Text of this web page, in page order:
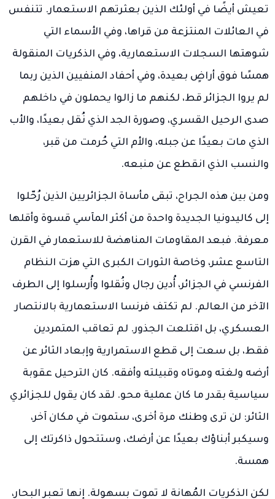
تعيش أيضًا في أولئك الذين بعثرتهم الاستعمار. تتنفس
في العائلات المنتزعة من قراها، وفي الأسماء التي
شوهتها السجلات الاستعمارية، وفي الذكريات المنقولة
همسًا فوق أراضٍ بعيدة، وفي أحفاد المنفيين الذين ربما
لم يروا الجزائر قط، لكنهم ما زالوا يحملون في داخلهم
صدى الرحيل القسري، وصورة الجد الذي نُقل بعيدًا، والأب
الذي مات بعيدًا عن جبله، والأم التي حُرمت من قبر،
والنسب الذي انقطع عن منبعه.
ومن بين هذه الجراح، تبقى مأساة الجزائريين الذين رُحّلوا
إلى كاليدونيا الجديدة واحدة من أكثر المآسي قسوة وأقلها
معرفة. فبعد المقاومات المناهضة للاستعمار في القرن
التاسع عشر، وخاصة الثورات الكبرى التي هزت النظام
الفرنسي في الجزائر، أُدين رجال ونُقلوا وأُرسلوا إلى الطرف
الآخر من العالم. لم تكتف فرنسا الاستعمارية بالانتصار
العسكري، بل اقتلعت الجذور. لم تعاقب المتمردين
فقط، بل سعت إلى قطع الاستمرارية وإبعاد الثائر عن
أرضه ولغته وموتاه وقبيلته وأفقه. كان الترحيل عقوبة
سياسية بقدر ما كان عملية محو. لقد كان يقول للجزائري
الثائر: لن ترى وطنك مرة أخرى، ستموت في مكان آخر،
وسيكبر أبناؤك بعيدًا عن أرضك، وستتحول ذاكرتك إلى
همسة.
لكن الذكريات المُهانة لا تموت بسهولة. إنها تعبر البحار،